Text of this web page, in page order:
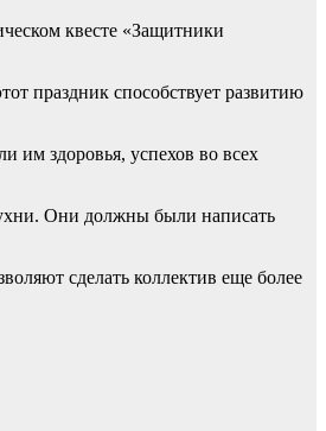
квесте «Защитники
праздник способствует развитию
им здоровья, успехов во всех
Они должны были написать
сделать коллектив еще более